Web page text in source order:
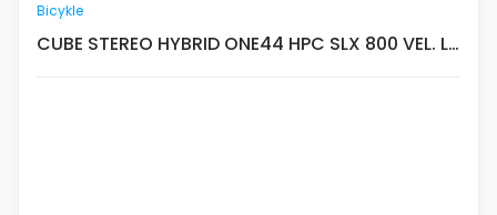
Bicykle
CUBE STEREO HYBRID ONE44 HPC SLX 800 VEL. L